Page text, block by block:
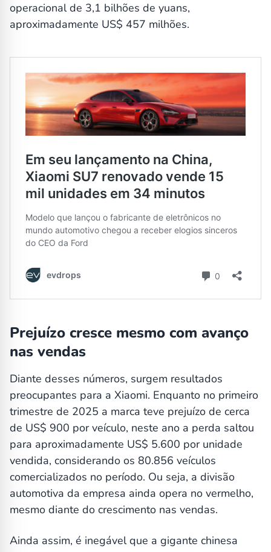
operacional de 3,1 bilhões de yuans,
aproximadamente US$ 457 milhões.
Prejuízo cresce mesmo com avanço
nas vendas
Diante desses números, surgem resultados
preocupantes para a Xiaomi. Enquanto no primeiro
trimestre de 2025 a marca teve prejuízo de cerca
de US$ 900 por veículo, neste ano a perda saltou
para aproximadamente US$ 5.600 por unidade
vendida, considerando os 80.856 veículos
comercializados no período. Ou seja, a divisão
automotiva da empresa ainda opera no vermelho,
mesmo diante do crescimento nas vendas.
Ainda assim, é inegável que a gigante chinesa